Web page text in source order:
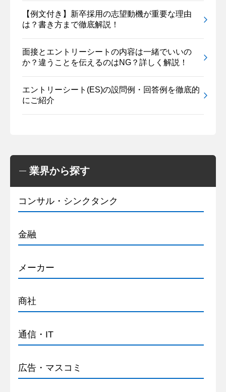
【例文付き】新卒採用の志望動機が重要な理由
は？書き方まで徹底解説！
面接とエントリーシートの内容は一緒でいいの
か？違うことを伝えるのはNG？詳しく解説！
エントリーシート(ES)の設問例・回答例を徹底的
にご紹介
業界から探す
コンサル・シンクタンク
金融
メーカー
商社
通信・IT
広告・マスコミ